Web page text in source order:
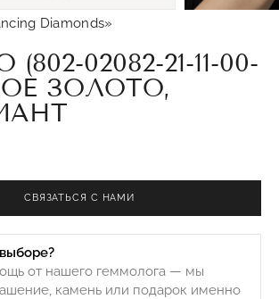
Diamonds»
02082-21-11-00-
ЗОЛОТО,
CВЯЗАТЬСЯ С НАМИ
от нашего геммолога — мы
камень или подарок именно